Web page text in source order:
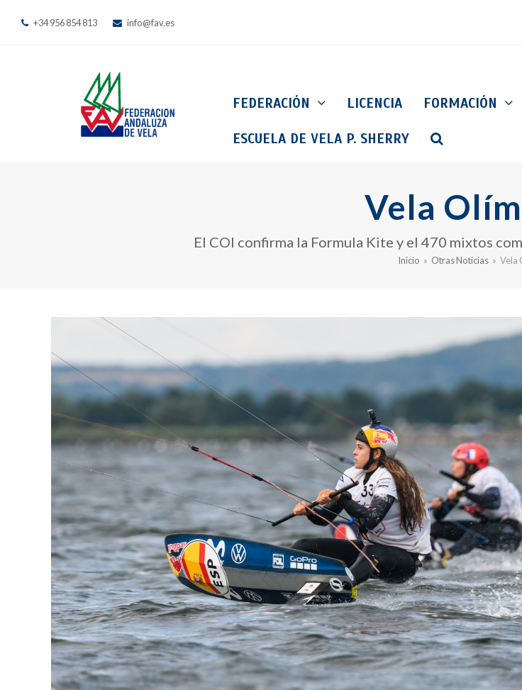
+34 956 854 813 info@fav.es
FEDERACIÓN LICENCIA FORMACIÓN
ESCUELA DE VELA P. SHERRY
Vela
El COI confirma la Formula Kite y el 470 mixtos
Inicio » Otras Noticias » Vela